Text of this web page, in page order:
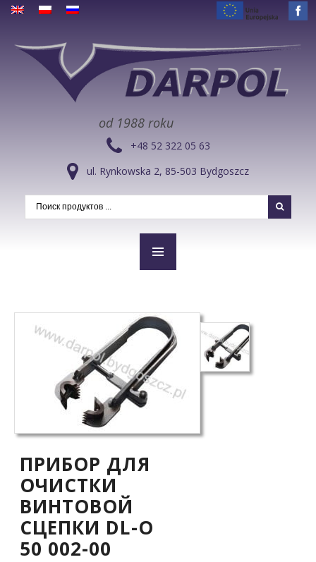
od 1988 roku
+48 52 322 05 63
ul. Rynkowska 2, 85-503 Bydgoszcz
ПРИБОР ДЛЯ
ОЧИСТКИ
ВИНТОВОЙ
СЦЕПКИ DL-O
50 002-00